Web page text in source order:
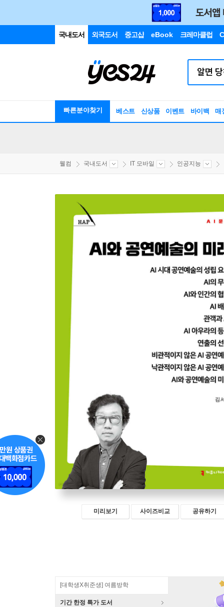
국내도서 외국도서 중고샵 eBook 크레마클럽
빠른분야찾기 베스트 신상품 이벤트 바이백 매
웰컴 국내도서 IT 모바일 인공지능
미리보기 사이즈비교 공유하기
[대학생X취준생] 여름방학
기간 한정 특가 도서